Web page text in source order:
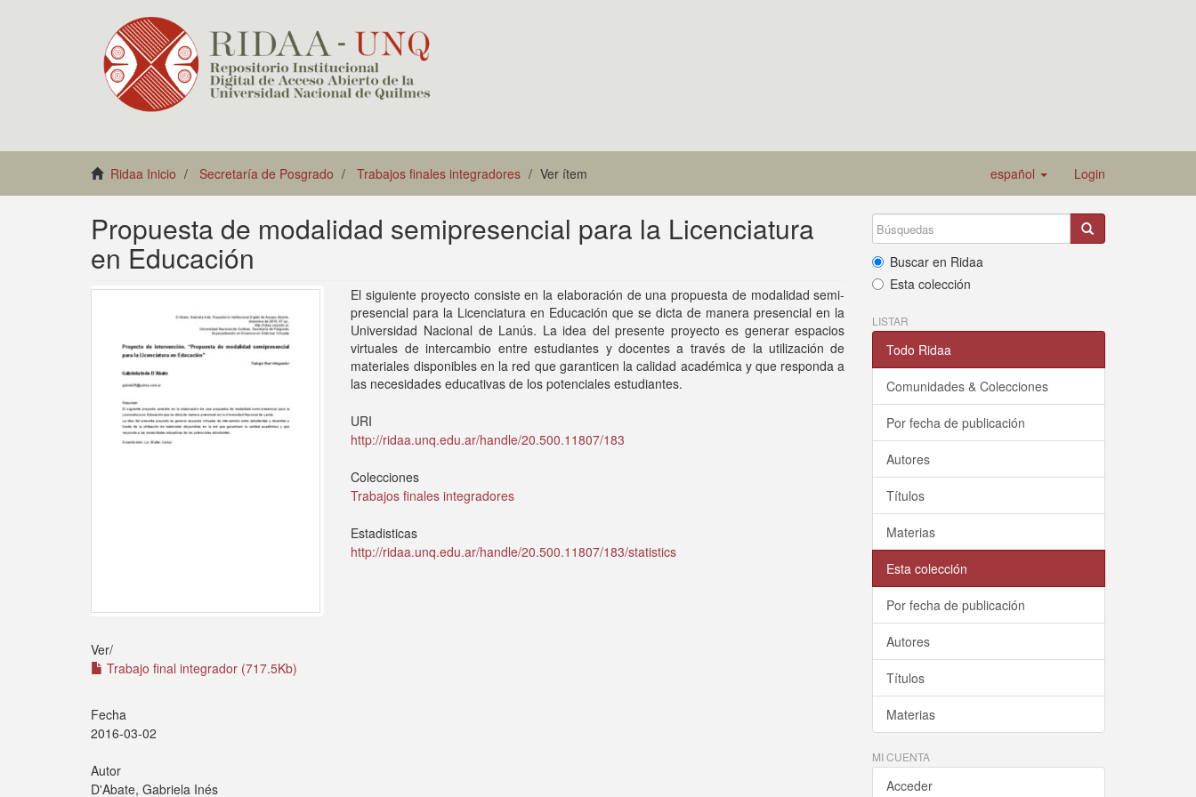
Ridaa Inicio Secretaría de Posgrado Trabajos finales integradores Ver ítem español Login
Propuesta de modalidad semipresencial para la Licenciatura
en Educación
Ver/
Trabajo final integrador (717.5Kb)
Fecha
2016-03-02
Autor
D'Abate, Gabriela Inés
El siguiente proyecto consiste en la elaboración de una propuesta de modalidad semi-
presencial para la Licenciatura en Educación que se dicta de manera presencial en la
Universidad Nacional de Lanús. La idea del presente proyecto es generar espacios
virtuales de intercambio entre estudiantes y docentes a través de la utilización de
materiales disponibles en la red que garanticen la calidad académica y que responda a
las necesidades educativas de los potenciales estudiantes.
URI
http://ridaa.unq.edu.ar/handle/20.500.11807/183
Colecciones
Trabajos finales integradores
Estadisticas
http://ridaa.unq.edu.ar/handle/20.500.11807/183/statistics
Buscar en Ridaa
Esta colección
LISTAR
Todo Ridaa
Comunidades & Colecciones
Por fecha de publicación
Autores
Títulos
Materias
Esta colección
Por fecha de publicación
Autores
Títulos
Materias
MI CUENTA
Acceder